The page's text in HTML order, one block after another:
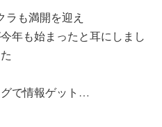
ラも満開を迎え
年も始まったと耳にしまし
た
で情報ゲット…